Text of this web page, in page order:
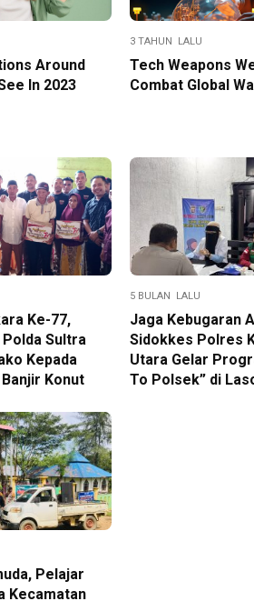
Around
In 2023
3 TAHUN LALU
Tech Weapons
Combat Global
Ke-77,
Sultra
Kepada
Konut
5 BULAN LALU
Jaga Kebugaran
Sidokkes Polres
Utara Gelar
To Polsek” di
Pelajar
Kecamatan